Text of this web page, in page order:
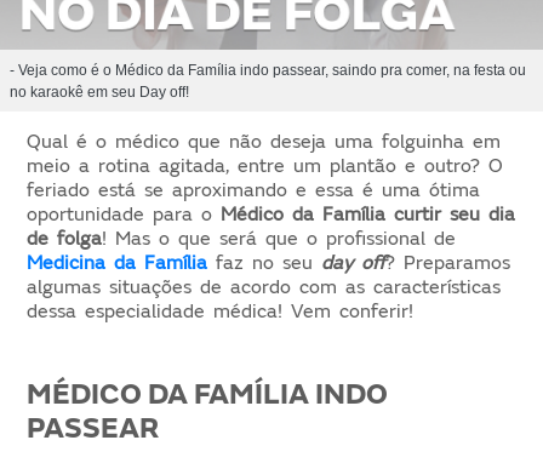
- Veja como é o Médico da Família indo passear, saindo pra comer, na festa ou
no karaokê em seu Day off!
Qual é o médico que não deseja uma folguinha em
meio a rotina agitada, entre um plantão e outro? O
feriado está se aproximando e essa é uma ótima
oportunidade para o Médico da Família curtir seu dia
de folga! Mas o que será que o profissional de
Medicina da Família faz no seu day off? Preparamos
algumas situações de acordo com as características
dessa especialidade médica! Vem conferir!
MÉDICO DA FAMÍLIA INDO
PASSEAR